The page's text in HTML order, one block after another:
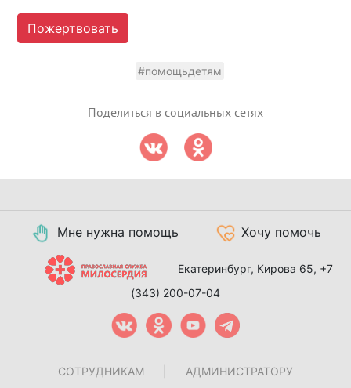
Пожертвовать
#помощьдетям
Поделиться в социальных сетях
Мне нужна помощь Хочу помочь
Екатеринбург, Кирова 65, +7
(343) 200-07-04
СОТРУДНИКАМ АДМИНИСТРАТОРУ